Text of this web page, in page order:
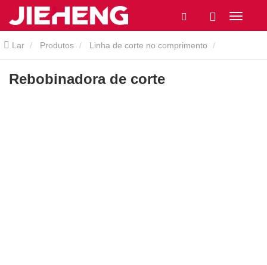
Lar Produtos Linha de corte no comprimento
Rebobinadora de corte
Rebobinadora de corte